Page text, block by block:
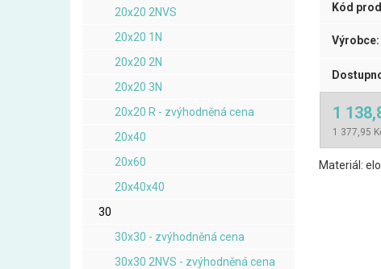
20x20 2NVS
20x20 1N
20x20 2N
20x20 3N
20x20 R - zvýhodněná cena
20x40
20x60
20x40x40
30
30x30 - zvýhodněná cena
30x30 2NVS - zvýhodněná cena
Kód
Výrobce:
1
1 377,95
Materiál: